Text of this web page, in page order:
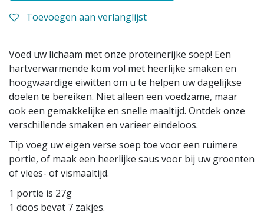
Toevoegen aan verlanglijst
Voed uw lichaam met onze proteïnerijke soep! Een
hartverwarmende kom vol met heerlijke smaken en
hoogwaardige eiwitten om u te helpen uw dagelijkse
doelen te bereiken. Niet alleen een voedzame, maar
ook een gemakkelijke en snelle maaltijd. Ontdek onze
verschillende smaken en varieer eindeloos.
Tip voeg uw eigen verse soep toe voor een ruimere
portie, of maak een heerlijke saus voor bij uw groenten
of vlees- of vismaaltijd.
1 portie is 27g
1 doos bevat 7 zakjes.